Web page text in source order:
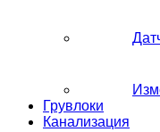
Грувлоки
Канализация